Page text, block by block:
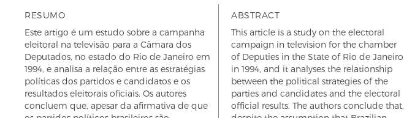
RESUMO
Este artigo é um estudo sobre a campanha
eleitoral na televisão para a Câmara dos
Deputados, no estado do Rio de Janeiro em
1994, e analisa a relação entre as estratégias
políticas dos partidos e candidatos e os
resultados eleitorais oficiais. Os autores
concluem que, apesar da afirmativa de que
ABSTRACT
This article is a study on the electoral
campaign in television for the chamber
of Deputies in the State of Rio de Janeiro
in 1994, and it analyses the relationship
between the political strategies of the
parties and candidates and the electoral
official results. The authors conclude that,